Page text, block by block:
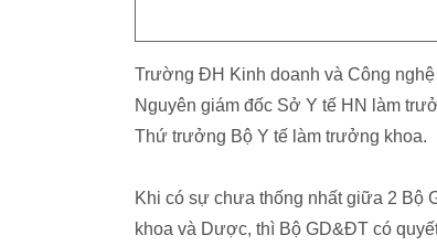
Trường ĐH Kinh doanh và Công
Nguyên giám đốc Sở Y tế HN làm
Thứ trưởng Bộ Y tế làm trưởng khoa.
Khi có sự chưa thống nhất giữa 2 Bộ
khoa và Dược, thì Bộ GD&ĐT có